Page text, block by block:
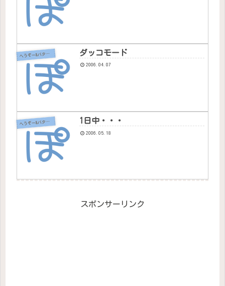
へ
うぞー&バタちゃん ダッコモード
2006.04.07
へ
うぞー&バタちゃん 1日中・・・
2006.05.18
スポンサーリンク